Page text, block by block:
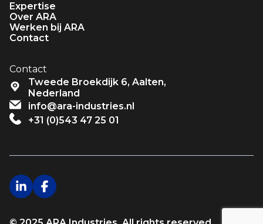
Expertise
Over ARA
Werken bij ARA
Contact
Contact
Tweede Broekdijk 6, Aalten,
Nederland
info@ara-industries.nl
+31 (0)543 47 25 01